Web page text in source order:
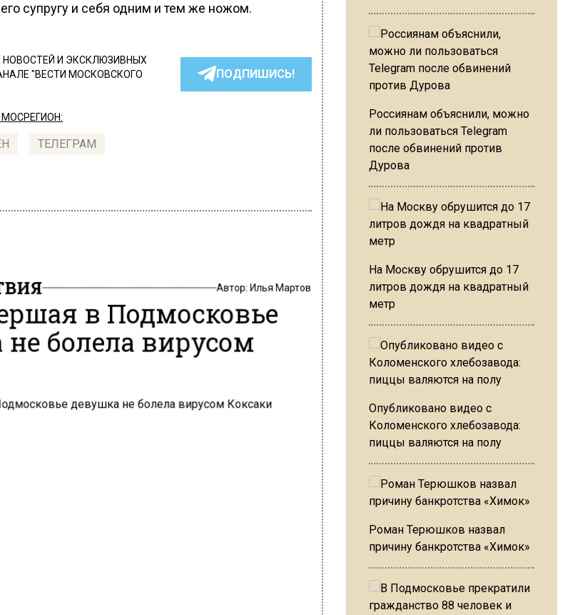
супругу и себя одним и тем же ножом.
И ЭКСКЛЮЗИВНЫХ
"ВЕСТИ МОСКОВСКОГО
ПОДПИШИСЬ!
ТЕЛЕГРАМ
Автор:Илья Мартов
в Подмосковье
болела вирусом
Россиянам объяснили, можно
ли пользоваться Telegram
после обвинений против
Дурова
На Москву обрушится до 17
литров дождя на квадратный
метр
Опубликовано видео с
Коломенского хлебозавода:
пиццы валяются на полу
Роман Терюшков назвал
причину банкротства «Химок»